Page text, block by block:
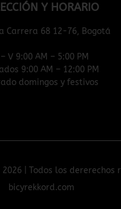
Y HORARIO
Carrera 68 12-76, Bogotá
– V 9:00 AM – 5:00 PM
9:00 AM – 12:00 PM
domingos y festivos
| Todos los dererechos
bicyrekkord.com